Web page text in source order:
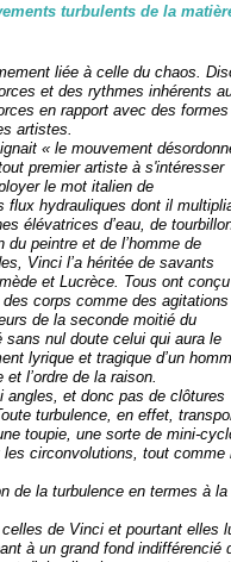
turbulents de la
liée à celle du chaos.
et des rythmes inhérents
en rapport avec des formes
artistes.
« le mouvement
premier artiste à s'intéresser
le mot italien de
flux hydrauliques dont il
élévatrices d’eau, de
peintre et de l’homme de
Vinci l’a héritée de savants
et Lucrèce. Tous ont
corps comme des agitations
de la seconde moitié du
nul doute celui qui aura le
lyrique et tragique d’un
l’ordre de la raison.
angles, et donc pas de clôtures
turbulence, en effet,
toupie, une sorte de mini-
circonvolutions, tout comme
de la turbulence en termes à
de Vinci et pourtant elles
à un grand fond indifférencié